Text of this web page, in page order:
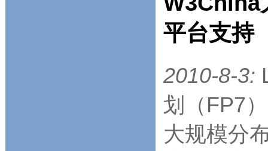
平台支持
2010-8-3:
划（FP7
大规模分